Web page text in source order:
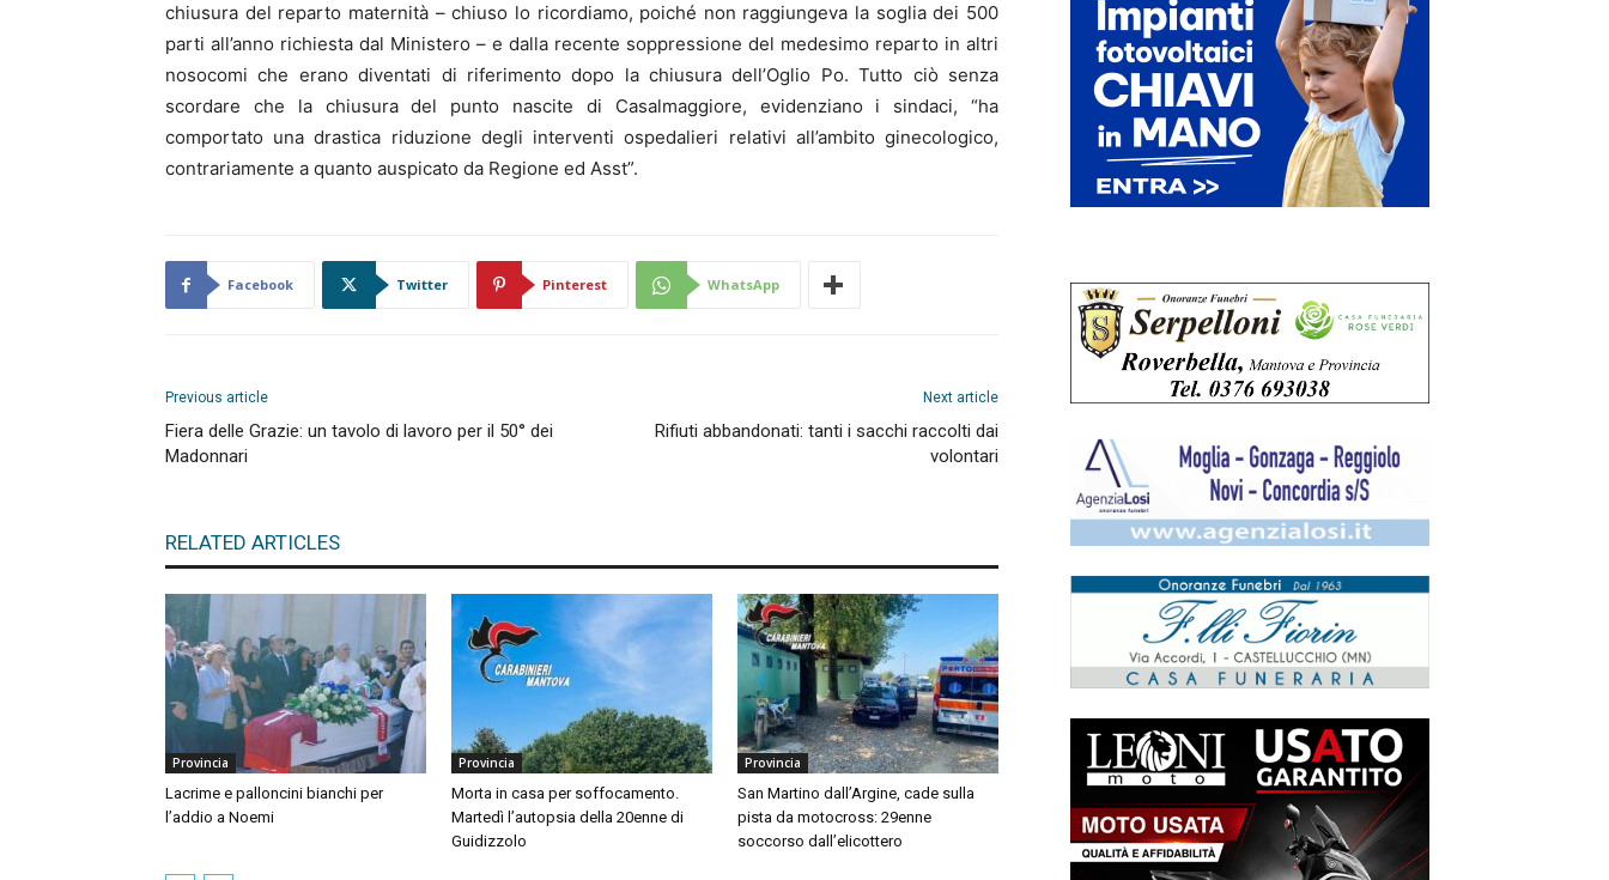
chiusura del reparto maternità – chiuso lo ricordiamo, poiché non raggiungeva la soglia dei 500
parti all’anno richiesta dal Ministero – e dalla recente soppressione del medesimo reparto in altri
nosocomi che erano diventati di riferimento dopo la chiusura dell’Oglio Po. Tutto ciò senza
scordare che la chiusura del punto nascite di Casalmaggiore, evidenziano i sindaci, “ha
comportato una drastica riduzione degli interventi ospedalieri relativi all’ambito ginecologico,
contrariamente a quanto auspicato da Regione ed Asst”.
Facebook Twitter Pinterest WhatsApp
Previous article
Fiera delle Grazie: un tavolo di lavoro per il 50° dei
Madonnari
Next article
Rifiuti abbandonati: tanti i sacchi raccolti dai
volontari
RELATED ARTICLES
Provincia
Lacrime e palloncini bianchi per
l’addio a Noemi
Provincia
Morta in casa per soffocamento.
Martedì l’autopsia della 20enne di
Guidizzolo
Provincia
San Martino dall’Argine, cade sulla
pista da motocross: 29enne
soccorso dall’elicottero